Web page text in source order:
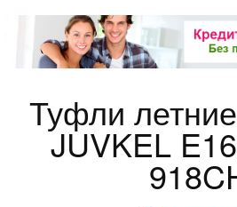
Туфли
JUVKEL